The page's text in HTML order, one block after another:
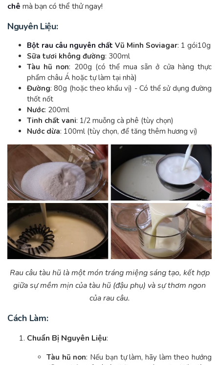
chê mà bạn có thể thử ngay!
Nguyên Liệu:
Bột rau câu nguyên chất Vũ Minh Soviagar: 1 gói10g
Sữa tươi không đường: 300ml
Tàu hũ non: 200g (có thể mua sẵn ở cửa hàng thực
phẩm châu Á hoặc tự làm tại nhà)
Đường: 80g (hoặc theo khẩu vị) - Có thể sử dụng đường
thốt nốt
Nước: 200ml
Tinh chất vani: 1/2 muỗng cà phê (tùy chọn)
Nước dừa: 100ml (tùy chọn, để tăng thêm hương vị)
Rau câu tàu hũ là một món tráng miệng sáng tạo, kết hợp
giữa sự mềm mịn của tàu hũ (đậu phụ) và sự thơm ngon
của rau câu.
Cách Làm:
Chuẩn Bị Nguyên Liệu:
Tàu hũ non: Nếu bạn tự làm, hãy làm theo hướng